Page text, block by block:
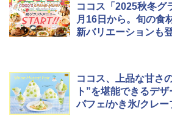
5
シャープ ウォー
AX-XJ1-B ブラッ
ココス「2025秋冬グ
月16日から。旬の食
新バリエーションも
ココス、上品な甘さ
ト”を堪能できるデ
パフェ/かき氷/クレー